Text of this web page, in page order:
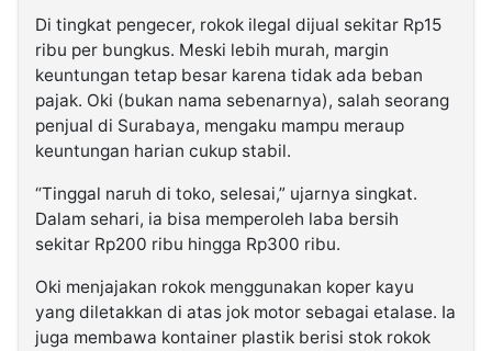
Di tingkat pengecer, rokok ilegal dijual sekitar Rp15
ribu per bungkus. Meski lebih murah, margin
keuntungan tetap besar karena tidak ada beban
pajak. Oki (bukan nama sebenarnya), salah seorang
penjual di Surabaya, mengaku mampu meraup
keuntungan harian cukup stabil.
“Tinggal naruh di toko, selesai,” ujarnya singkat.
Dalam sehari, ia bisa memperoleh laba bersih
sekitar Rp200 ribu hingga Rp300 ribu.
Oki menjajakan rokok menggunakan koper kayu
yang diletakkan di atas jok motor sebagai etalase. Ia
juga membawa kontainer plastik berisi stok rokok